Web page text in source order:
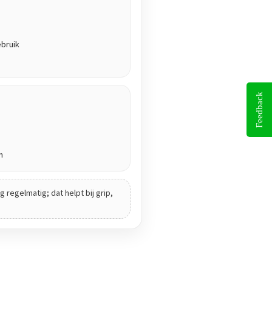
regelmatig; dat helpt bij grip,
Feedback